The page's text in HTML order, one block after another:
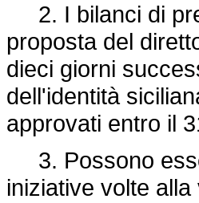
2. I bilanci di
proposta del
dieci giorni
dell'identità
approvati entro il
3. Possono
iniziative volte